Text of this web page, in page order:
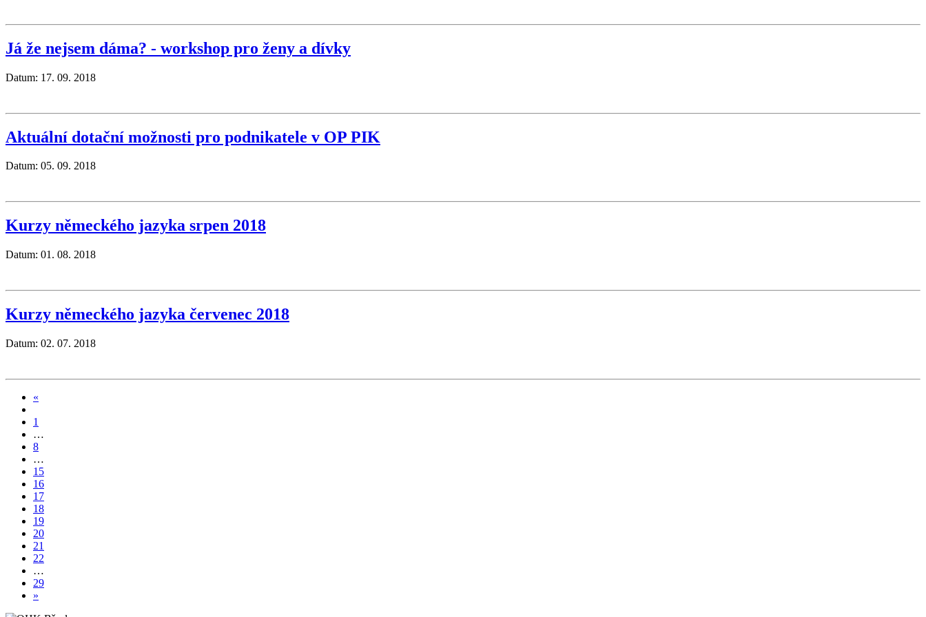
Já že nejsem dáma? - workshop pro ženy a dívky
Datum: 17. 09. 2018
Aktuální dotační možnosti pro podnikatele v OP PIK
Datum: 05. 09. 2018
Kurzy německého jazyka srpen 2018
Datum: 01. 08. 2018
Kurzy německého jazyka červenec 2018
Datum: 02. 07. 2018
«
1
…
8
…
15
16
17
18
19
20
21
22
…
29
»